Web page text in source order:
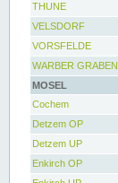
THUNE
VELSDORF
VORSFELDE
WARBER GRABEN
MOSEL
Cochem
Detzem OP
Detzem UP
Enkirch OP